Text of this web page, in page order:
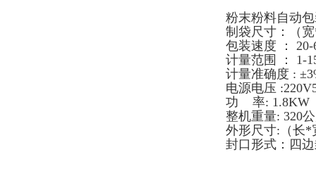
粉末粉料自动
制袋尺寸：（
包装速度 ：
计量范围 ： 1-
计量准确度 :
电源电压
功 率: 1.8KW
整机重量: 320
外形尺寸:（长*
封口形式：四